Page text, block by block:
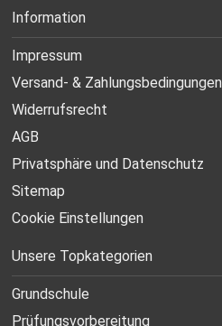
Information
Impressum
Versand- & Zahlungsbedingungen
Widerrufsrecht
AGB
Privatsphäre und Datenschutz
Sitemap
Cookie Einstellungen
Unsere Topkategorien
Grundschule
Prüfungsvorbereitung